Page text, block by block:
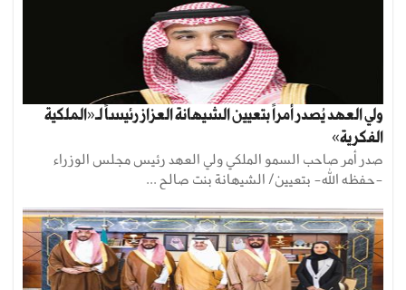
ولي العهد يُصدر أمراً بتعيين الشيهانة العزاز رئيساً لـ«الملكية
الفكرية»
صدر أمر صاحب السمو الملكي ولي العهد رئيس مجلس الوزراء
-حفظه الله- بتعيين/ الشيهانة بنت صالح ...